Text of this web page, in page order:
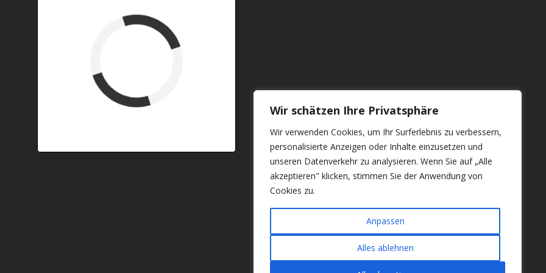
Wir schätzen Ihre Privatsphäre
Wir verwenden Cookies, um Ihr Surferlebnis zu verbessern,
personalisierte Anzeigen oder Inhalte einzusetzen und
unseren Datenverkehr zu analysieren. Wenn Sie auf „Alle
akzeptieren" klicken, stimmen Sie der Anwendung von
Cookies zu.
Anpassen
Alles ablehnen
verfügbar (Anreise)